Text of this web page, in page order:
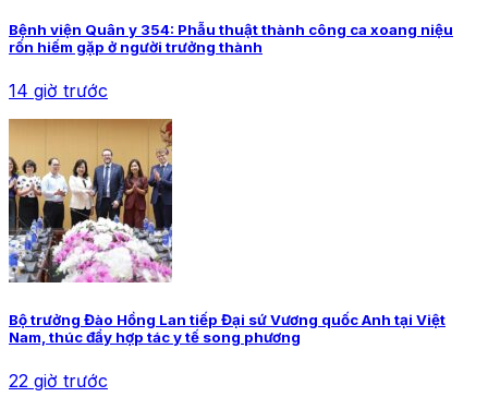
Bệnh viện Quân y 354: Phẫu thuật thành công ca xoang niệu
rốn hiếm gặp ở người trưởng thành
14 giờ trước
Bộ trưởng Đào Hồng Lan tiếp Đại sứ Vương quốc Anh tại Việt
Nam, thúc đẩy hợp tác y tế song phương
22 giờ trước